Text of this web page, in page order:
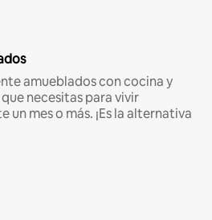
amueblados con cocina y
necesitas para vivir
mes o más. ¡Es la alternativa